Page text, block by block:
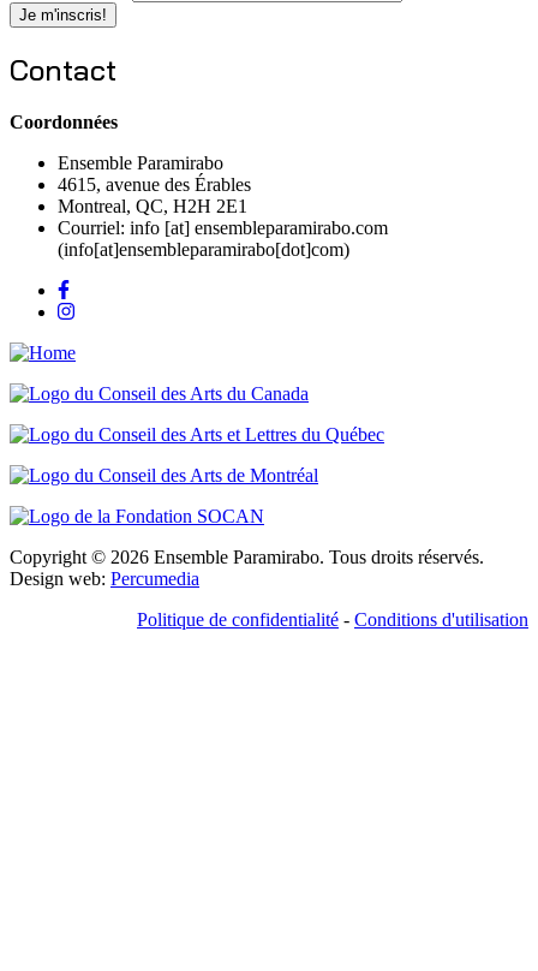
Contact
Coordonnées
Ensemble Paramirabo
4615, avenue des Érables
Montreal, QC, H2H 2E1
Courriel: info [at] ensembleparamirabo.com
(info[at]ensembleparamirabo[dot]com)
Copyright © 2026 Ensemble Paramirabo. Tous droits réservés.
Design web: Percumedia
Politique de confidentialité - Conditions d'utilisation